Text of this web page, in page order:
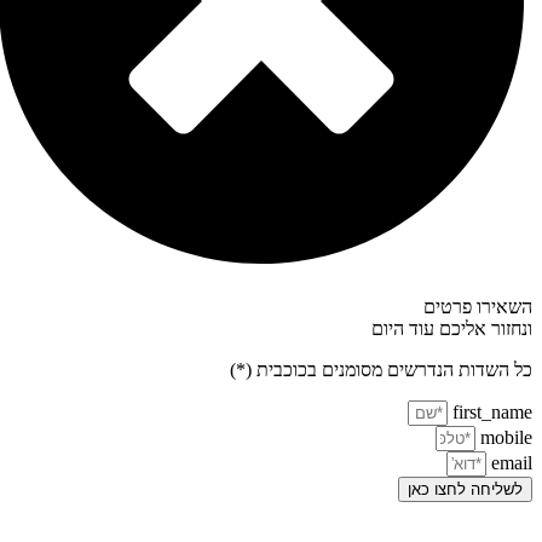
השאירו פרטים
ונחזור אליכם עוד היום
כל השדות הנדרשים מסומנים בכוכבית (*)
first_name
mobile
email
לשליחה לחצו כאן